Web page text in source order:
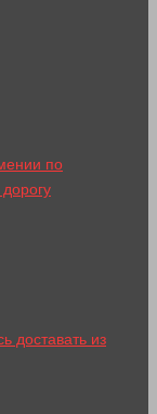
по
доставать из